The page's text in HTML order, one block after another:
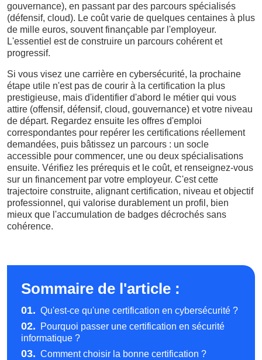
gouvernance), en passant par des parcours spécialisés
(défensif, cloud). Le coût varie de quelques centaines à plus
de mille euros, souvent finançable par l'employeur.
L'essentiel est de construire un parcours cohérent et
progressif.
Si vous visez une carrière en cybersécurité, la prochaine
étape utile n'est pas de courir à la certification la plus
prestigieuse, mais d'identifier d'abord le métier qui vous
attire (offensif, défensif, cloud, gouvernance) et votre niveau
de départ. Regardez ensuite les offres d'emploi
correspondantes pour repérer les certifications réellement
demandées, puis bâtissez un parcours : un socle
accessible pour commencer, une ou deux spécialisations
ensuite. Vérifiez les prérequis et le coût, et renseignez-vous
sur un financement par votre employeur. C'est cette
trajectoire construite, alignant certification, niveau et objectif
professionnel, qui valorise durablement un profil, bien
mieux que l'accumulation de badges décrochés sans
cohérence.
Sommaire de l'article :
01. Qu'est-ce qu'une certification en cybersécurité ?
02.
Pourquoi passer une certification en sécurité
informatique ?
03. Comment choisir la bonne certification ?